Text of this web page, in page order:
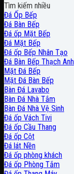
Tìm kiếm nhiều
Đá Ốp Bếp
Đá Bàn Bếp
Đá ốp Mặt Bếp
Đá Mặt Bếp
Đá ốp Bếp Nhân Tạo
Đá Bàn Bếp Thạch Anh
Mặt Đá Bếp
Mặt Đá Bàn Bếp
Bàn Đá Lavabo
Bàn Đá Nhà Tắm
Bàn Đá Nhà Vệ Sinh
Đá ốp Vách Tivi
Đá ốp Cầu Thang
Đá ốp Cột
Đá lát Nền
Đá ốp phòng khách
Đá ốp Phòng Tắm